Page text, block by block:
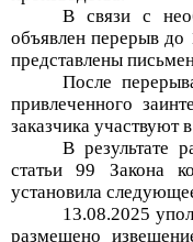
В связи с
объявлен перерыв до
представлены
После
привлеченного
заказчика участвуют
В результате
статьи 99 Закона
установила
13.08.2025
размещено